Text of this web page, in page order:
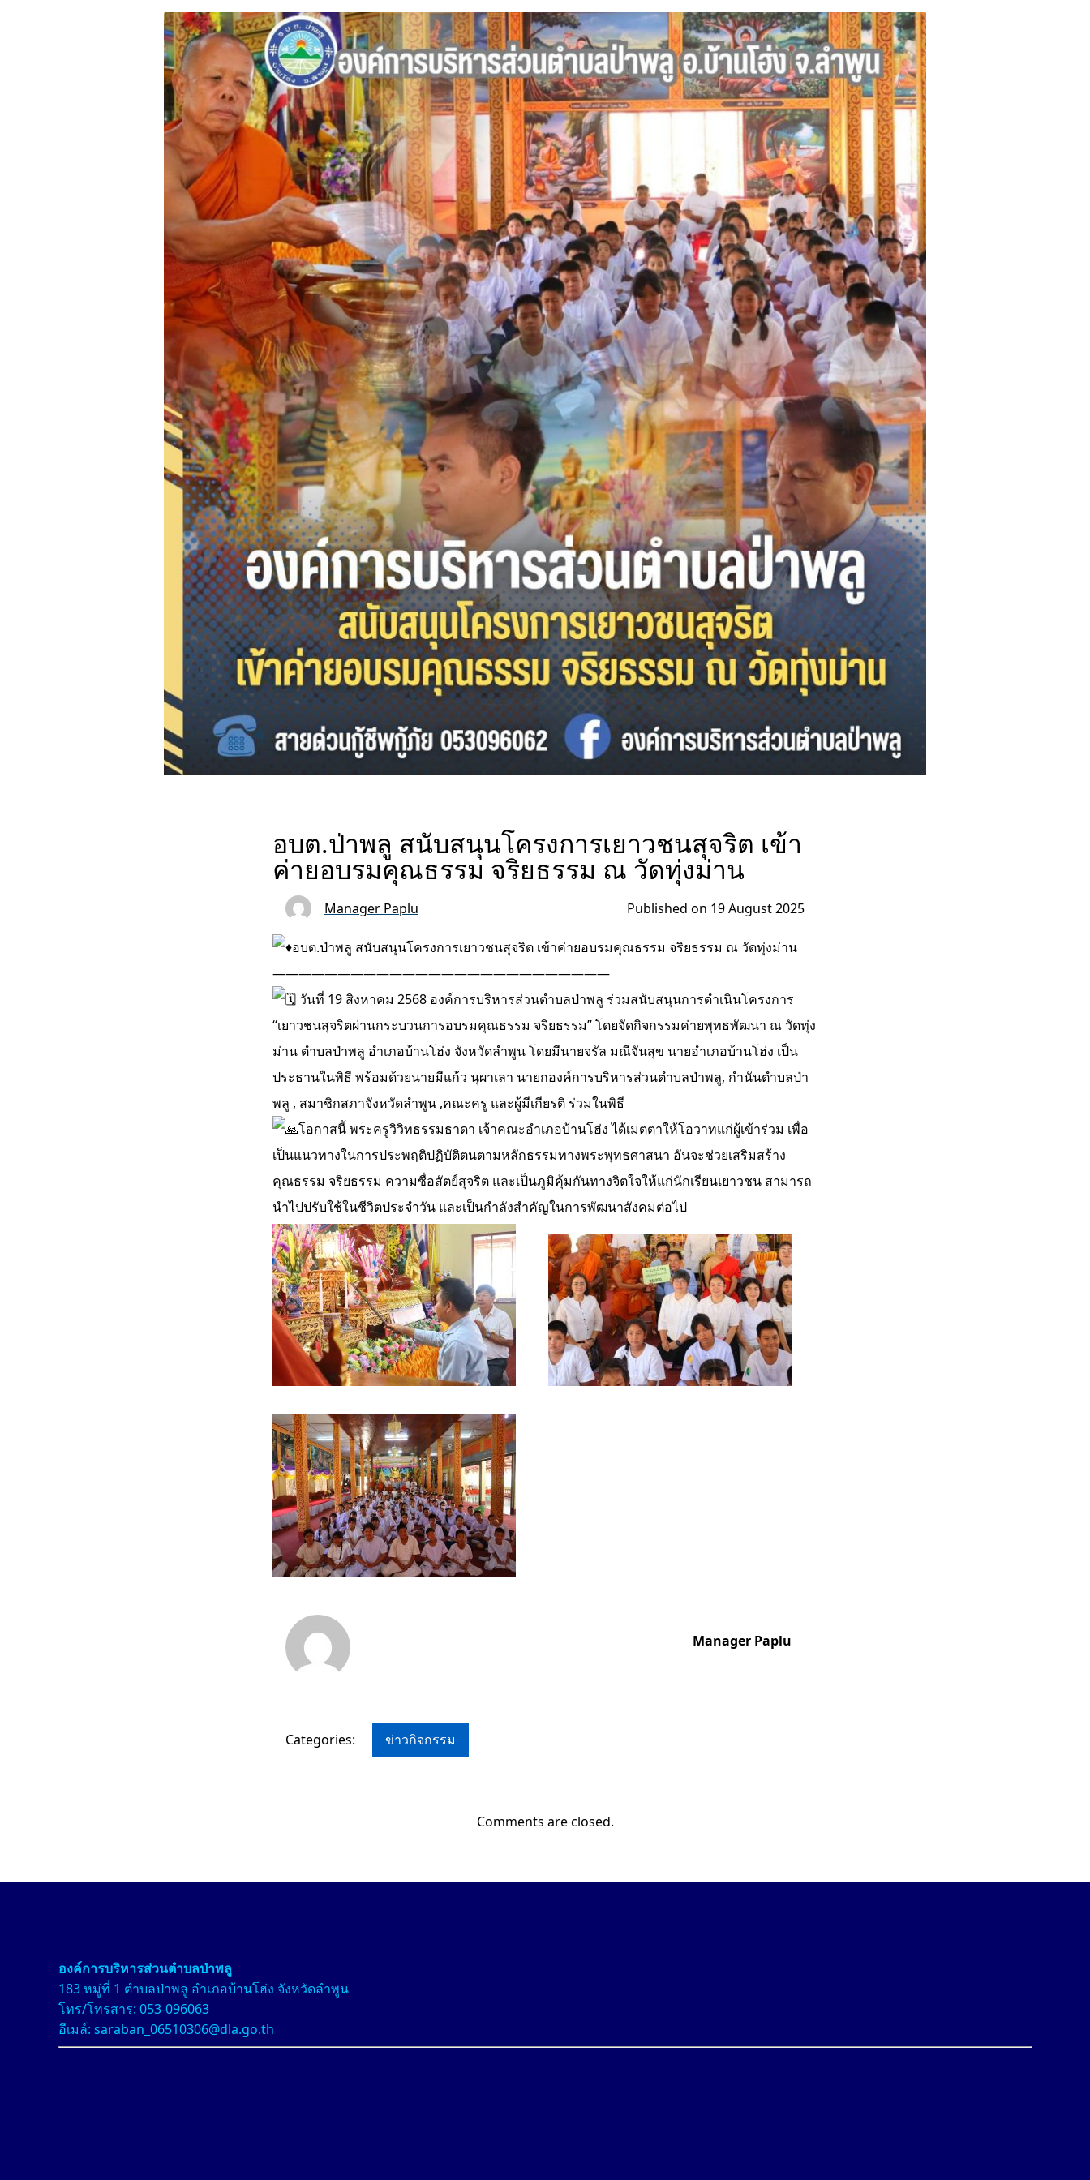
อบต.ป่าพลู สนับสนุนโครงการเยาวชนสุจริต เข้า
ค่ายอบรมคุณธรรม จริยธรรม ณ วัดทุ่งม่าน
Manager Paplu Published on 19 August 2025
อบต.ป่าพลู สนับสนุนโครงการเยาวชนสุจริต เข้าค่ายอบรมคุณธรรม จริยธรรม ณ วัดทุ่งม่าน
——————————————————————————
วันที่ 19 สิงหาคม 2568 องค์การบริหารส่วนตำบลป่าพลู ร่วมสนับสนุนการดำเนินโครงการ
“เยาวชนสุจริตผ่านกระบวนการอบรมคุณธรรม จริยธรรม” โดยจัดกิจกรรมค่ายพุทธพัฒนา ณ วัดทุ่ง
ม่าน ตำบลป่าพลู อำเภอบ้านโฮ่ง จังหวัดลำพูน โดยมีนายจรัล มณีจันสุข นายอำเภอบ้านโฮ่ง เป็น
ประธานในพิธี พร้อมด้วยนายมีแก้ว นุผาเลา นายกองค์การบริหารส่วนตำบลป่าพลู, กำนันตำบลป่า
พลู , สมาชิกสภาจังหวัดลำพูน ,คณะครู และผู้มีเกียรติ ร่วมในพิธี
โอกาสนี้ พระครูวิวิทธรรมธาดา เจ้าคณะอำเภอบ้านโฮ่ง ได้เมตตาให้โอวาทแก่ผู้เข้าร่วม เพื่อ
เป็นแนวทางในการประพฤติปฏิบัติตนตามหลักธรรมทางพระพุทธศาสนา อันจะช่วยเสริมสร้าง
คุณธรรม จริยธรรม ความซื่อสัตย์สุจริต และเป็นภูมิคุ้มกันทางจิตใจให้แก่นักเรียนเยาวชน สามารถ
นำไปปรับใช้ในชีวิตประจำวัน และเป็นกำลังสำคัญในการพัฒนาสังคมต่อไป
Manager Paplu
Categories: ข่าวกิจกรรม
Comments are closed.
องค์การบริหารส่วนตำบลป่าพลู
183 หมู่ที่ 1 ตำบลป่าพลู อำเภอบ้านโฮ่ง จังหวัดลำพูน
โทร/โทรสาร: 053-096063
อีเมล์: saraban_06510306@dla.go.th